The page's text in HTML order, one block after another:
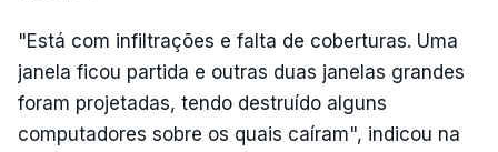
"Está com infiltrações e falta de coberturas. Uma
janela ficou partida e outras duas janelas grandes
foram projetadas, tendo destruído alguns
computadores sobre os quais caíram", indicou na